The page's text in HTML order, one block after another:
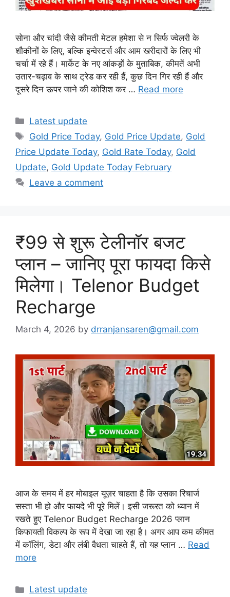
सोना और चांदी जैसे कीमती मेटल हमेशा से न सिर्फ ज्वेलरी के
शौकीनों के लिए, बल्कि इन्वेस्टर्स और आम खरीदारों के लिए भी
चर्चा में रहे हैं। मार्केट के नए आंकड़ों के मुताबिक, कीमतें अभी
उतार-चढ़ाव के साथ ट्रेड कर रही हैं, कुछ दिन गिर रही हैं और
दूसरे दिन ऊपर जाने की कोशिश कर … Read more
Categories
Latest update
Tags
Gold Price Today, Gold Price Update, Gold
Price Update Today, Gold Rate Today, Gold
Update, Gold Update Today February
Leave a comment
₹99 से शुरू टेलीनॉर बजट
प्लान – जानिए पूरा फायदा किसे
मिलेगा। Telenor Budget
Recharge
March 4, 2026 by drranjansaren@gmail.com
आज के समय में हर मोबाइल यूज़र चाहता है कि उसका रिचार्ज
सस्ता भी हो और फायदे भी पूरे मिलें। इसी जरूरत को ध्यान में
रखते हुए Telenor Budget Recharge 2026 प्लान
किफायती विकल्प के रूप में देखा जा रहा है। अगर आप कम कीमत
में कॉलिंग, डेटा और लंबी वैधता चाहते हैं, तो यह प्लान … Read
more
Categories
Latest update